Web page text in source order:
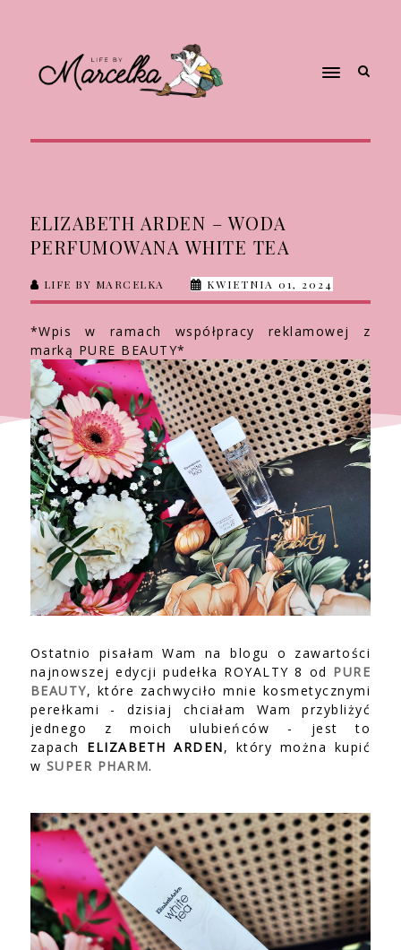
ELIZABETH ARDEN – WODA
PERFUMOWANA WHITE TEA
LIFE BY MARCELKA KWIETNIA 01, 2024
*Wpis w ramach współpracy reklamowej z
marką PURE BEAUTY*
Ostatnio pisałam Wam na blogu o zawartości
najnowszej edycji pudełka ROYALTY 8 od PURE
BEAUTY, które zachwyciło mnie kosmetycznymi
perełkami - dzisiaj chciałam Wam przybliżyć
jednego z moich ulubieńców - jest to
zapach ELIZABETH ARDEN, który można kupić
w SUPER PHARM.